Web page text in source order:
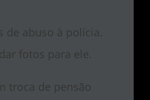
de abuso à polícia.
fotos para ele.
troca de pensão